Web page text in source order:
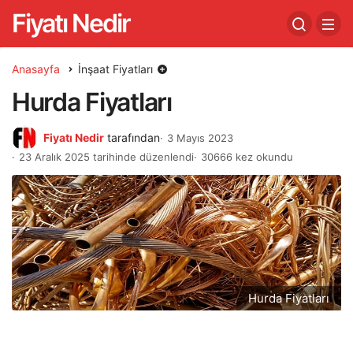
Fiyatı Nedir
Anasayfa İnşaat Fiyatları
Hurda Fiyatları
Fiyatı Nedir tarafından
3 Mayıs 2023
23 Aralık 2025 tarihinde düzenlendi
30666 kez okundu
Hurda Fiyatları